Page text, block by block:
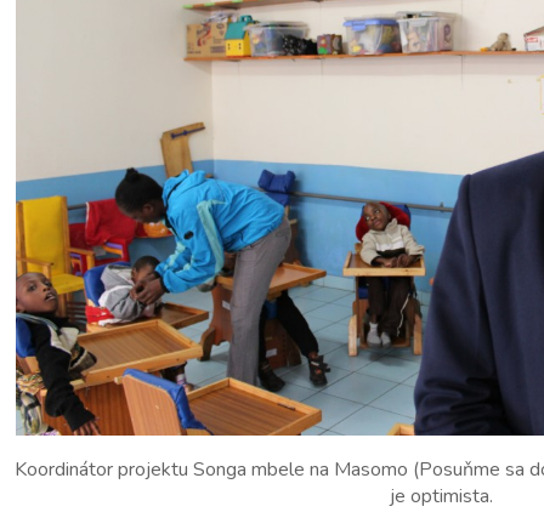
Koordinátor projektu Songa mbele na Masomo (Posuňme sa
je optimista.